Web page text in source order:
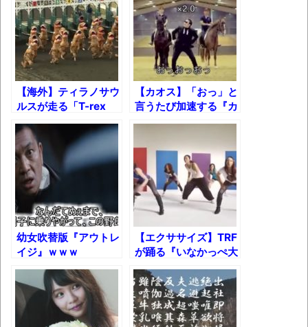
【読書感想】山野辺太郎『いつか深い穴に
落ちるまで』
映画ちいかわ観に行ったので感想を書きま
す(若干ネタバレあり) 26/07/25
マケイン9巻＆アニメ公式ガイド感想
独学で挑んだ2026年二級建築士学科試験結
果速報（仮）
体験談：仕事で同じビルの中に入っている
グループ会社の嫁子 [ほのぼの]
葉月つばさちゃん、昔から見てるんだけど
かなりお姉さんになったね
壊れたエアコンと歌えないボク
バージョンアップ情報更新 AOMEI
Backupper Standard 8.3.0 などバージョンア
ップ
【海外】ティラノサウ
ルスが走る「T-rex
Race」ｗｗｗ
【カオス】「おっ」と
言うたび加速する『カ
ンナムスタイル』ｗｗ
幼女吹替版『アウトレ
イジ』ｗｗｗ
【エクササイズ】TRF
が踊る『いなかっぺ大
将』ｗｗｗ